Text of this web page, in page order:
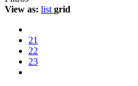
View as: list grid
21
22
23